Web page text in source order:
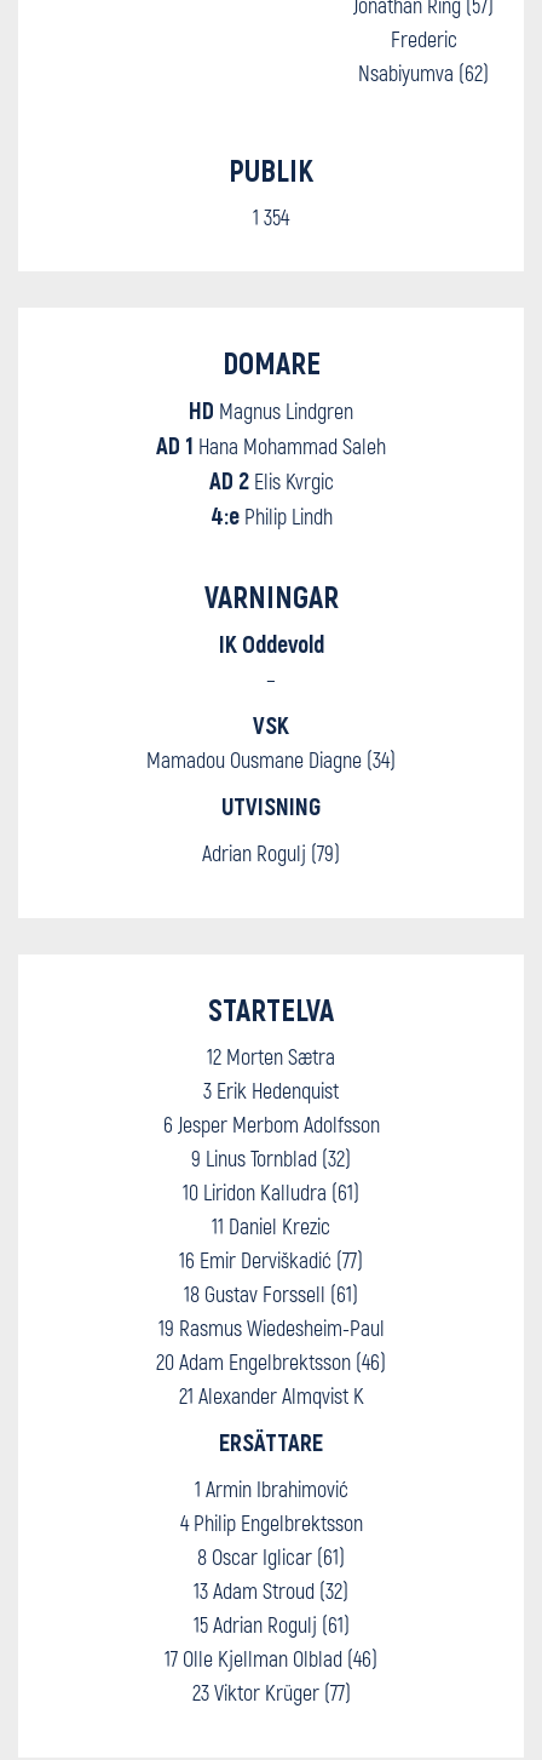
Frederic
Nsabiyumva (62)
PUBLIK
1 354
DOMARE
HD Magnus Lindgren
AD 1 Hana Mohammad Saleh
AD 2Elis Kvrgic
4:ePhilip Lindh
VARNINGAR
IK Oddevold
–
VSK
Mamadou Ousmane Diagne (34)
UTVISNING
Adrian Rogulj (79)
STARTELVA
12 Morten Sætra
3 Erik Hedenquist
6 Jesper Merbom Adolfsson
9 Linus Tornblad (32)
10 Liridon Kalludra (61)
11 Daniel Krezic
16 Emir Derviškadić (77)
18 Gustav Forssell (61)
19 Rasmus Wiedesheim-Paul
20 Adam Engelbrektsson (46)
21 Alexander Almqvist K
ERSÄTTARE
1 Armin Ibrahimović
4 Philip Engelbrektsson
8 Oscar Iglicar (61)
13 Adam Stroud (32)
15 Adrian Rogulj (61)
17 Olle Kjellman Olblad (46)
23 Viktor Krüger (77)